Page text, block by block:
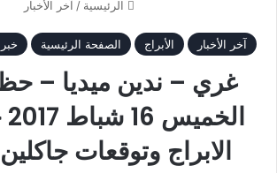
الرئيسية / آخر الأخبار
آخر الأخبار الأبراج الصفحة الرئيسية
غري – ندين ميديا –
الابراج وتوقعات